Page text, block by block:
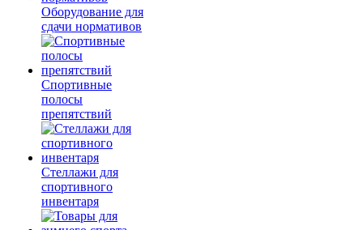
Оборудование для
сдачи нормативов
Спортивные
полосы
препятствий
Стеллажи для
спортивного
инвентаря